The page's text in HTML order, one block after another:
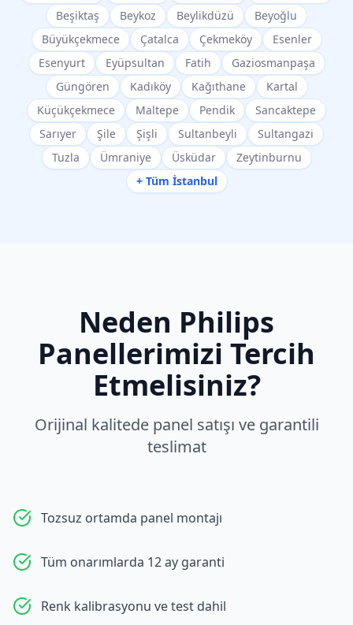
Beşiktaş
Beykoz Beylikdüzü
Beyoğlu
Büyükçekmece
Çatalca Çekmeköy
Esenler
Esenyurt
Eyüpsultan Fatih
Gaziosmanpaşa
Güngören
Kadıköy Kağıthane
Kartal
Küçükçekmece
Maltepe Pendik
Sancaktepe
Sarıyer
Şile Şişli Sultanbeyli
Sultangazi
Tuzla
Ümraniye Üsküdar
Zeytinburnu
+ Tüm İstanbul
Neden Philips
Panellerimizi Tercih
Etmelisiniz?
Orijinal kalitede panel satışı ve garantili
teslimat
Tozsuz ortamda panel montajı
Tüm onarımlarda 12 ay garanti
Renk kalibrasyonu ve test dahil